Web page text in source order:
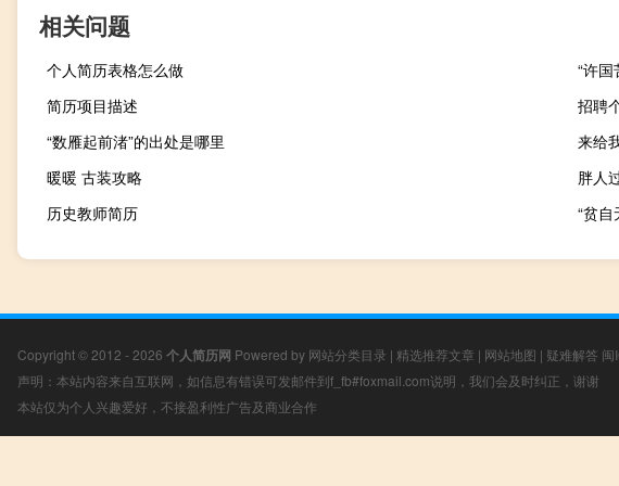
相关问题
个人简历表格怎么做
“许
简历项目描述
招聘
“数雁起前渚”的出处是哪里
来给
暖暖 古装攻略
胖人
历史教师简历
“贫
Copyright © 2012 - 2026 个人简历网 Powered by 网站分类目录 | 精选推荐文章 | 网站地图 | 疑难解答 闽
声明：本站内容来自互联网，如信息有错误可发邮件到f_fb#foxmail.com说明，我们会及时纠正，谢谢
本站仅为个人兴趣爱好，不接盈利性广告及商业合作